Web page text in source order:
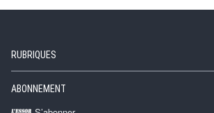
RUBRIQUES
ABONNEMENT